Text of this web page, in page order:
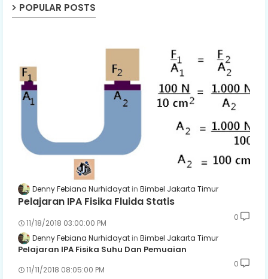
POPULAR POSTS
Denny Febiana Nurhidayat Bimbel Jakarta Timur
Pelajaran IPA Fisika Fluida Statis
11/18/2018 03:00:00 PM
0
Denny Febiana Nurhidayat Bimbel Jakarta Timur
Pelajaran IPA Fisika Suhu Dan Pemuaian
11/11/2018 08:05:00 PM
0